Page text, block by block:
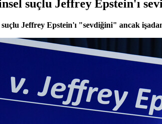
suçlu Jeffrey Epstein'ı
Jeffrey Epstein'ı "sevdiğini" ancak